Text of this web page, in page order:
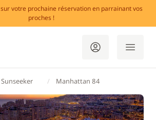
sur votre prochaine réservation en parrainant vos
proches !
Sunseeker Manhattan 84